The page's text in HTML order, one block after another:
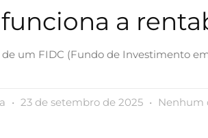
a
um FIDC (Fundo de Investimento
23 de setembro de 2025 Nenhum